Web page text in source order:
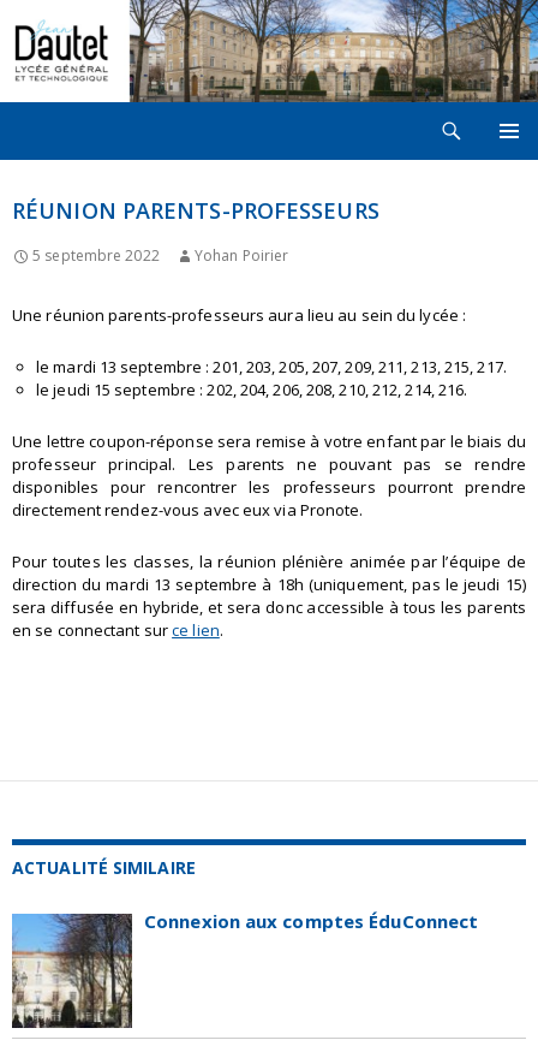
CONTENU
RÉUNION PARENTS-PROFESSEURS
5 septembre 2022 Yohan Poirier
Une réunion parents-professeurs aura lieu au sein du lycée :
le mardi 13 septembre : 201, 203, 205, 207, 209, 211, 213, 215, 217.
le jeudi 15 septembre : 202, 204, 206, 208, 210, 212, 214, 216.
Une lettre coupon-réponse sera remise à votre enfant par le biais du
professeur principal. Les parents ne pouvant pas se rendre
disponibles pour rencontrer les professeurs pourront prendre
directement rendez-vous avec eux via Pronote.
Pour toutes les classes, la réunion plénière animée par l’équipe de
direction du mardi 13 septembre à 18h (uniquement, pas le jeudi 15)
sera diffusée en hybride, et sera donc accessible à tous les parents
en se connectant surce lien.
ACTUALITÉ SIMILAIRE
Connexion aux comptes ÉduConnect